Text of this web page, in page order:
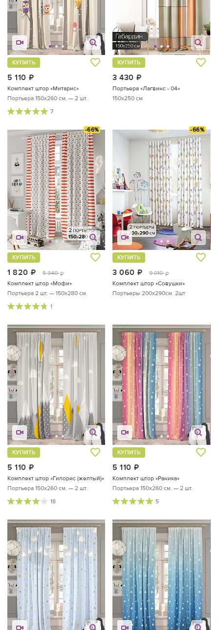
5 110
КУПИТЬ
Комплект штор «Митарис»
Портьера 150х260 см. — 2 шт.
7
3 430
КУПИТЬ
Портьера «Лагвинс - 04»
150x250 см
-66%
1 820 руб.
5 340 руб.
КУПИТЬ
Комплект штор «Мофи»
Портьера 2 шт. — 150х280 см.
1
-66%
3 060 руб.
9 010 руб.
КУПИТЬ
Комплект штор «Совушки»
Портьеры 200х290см. 2шт
5 110
КУПИТЬ
Комплект штор «Гилорис (желтый)»
Портьера 150х260 см. — 2 шт.
18
5 110
КУПИТЬ
Комплект штор «Раника»
Портьера 150х260 см. — 2 шт.
5